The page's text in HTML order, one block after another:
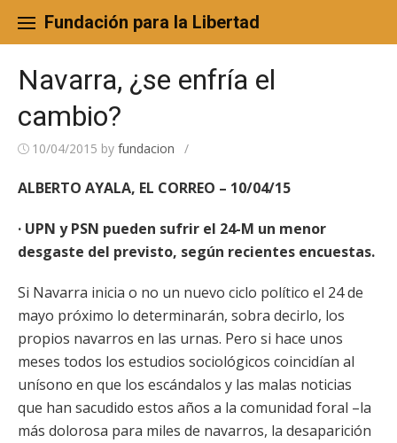
content
Fundación para la Libertad
Navarra, ¿se enfría el
cambio?
10/04/2015 by fundacion /
ALBERTO AYALA, EL CORREO – 10/04/15
· UPN y PSN pueden sufrir el 24-M un menor
desgaste del previsto, según recientes encuestas.
Si Navarra inicia o no un nuevo ciclo político el 24 de
mayo próximo lo determinarán, sobra decirlo, los
propios navarros en las urnas. Pero si hace unos
meses todos los estudios sociológicos coincidían al
unísono en que los escándalos y las malas noticias
que han sacudido estos años a la comunidad foral –la
más dolorosa para miles de navarros, la desaparición